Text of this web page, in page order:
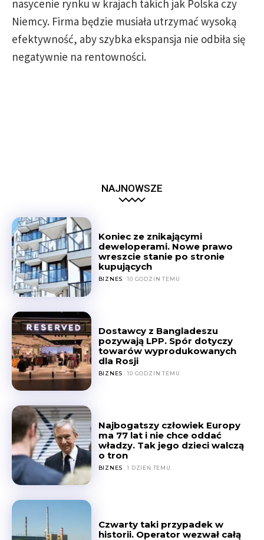
nasycenie rynku w krajach takich jak Polska czy
Niemcy. Firma będzie musiała utrzymać wysoką
efektywność, aby szybka ekspansja nie odbiła się
negatywnie na rentowności.
NAJNOWSZE
Koniec ze znikającymi
deweloperami. Nowe prawo
wreszcie stanie po stronie
kupujących
BIZNES 10 GODZIN TEMU
Dostawcy z Bangladeszu
pozywają LPP. Spór dotyczy
towarów wyprodukowanych
dla Rosji
BIZNES 10 GODZIN TEMU
Najbogatszy człowiek Europy
ma 77 lat i nie chce oddać
władzy. Tak jego dzieci walczą
o tron
BIZNES 1 DZIEŃ TEMU
Czwarty taki przypadek w
historii. Operator wezwał całą